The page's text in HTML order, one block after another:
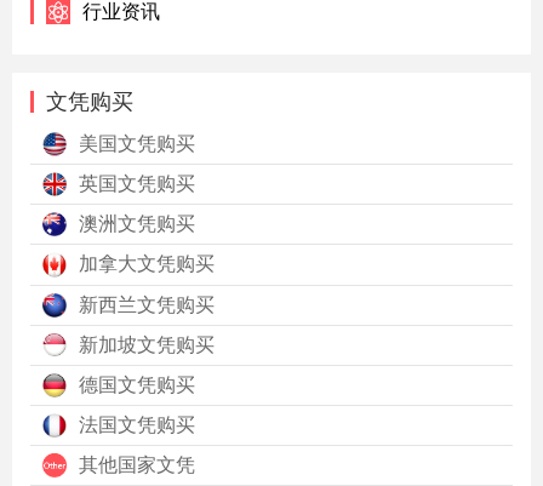
行业资讯
文凭购买
美国文凭购买
英国文凭购买
澳洲文凭购买
加拿大文凭购买
新西兰文凭购买
新加坡文凭购买
德国文凭购买
法国文凭购买
其他国家文凭